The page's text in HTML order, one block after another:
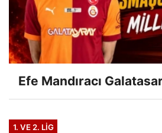
Efe Mandıracı
1. VE 2. LIG